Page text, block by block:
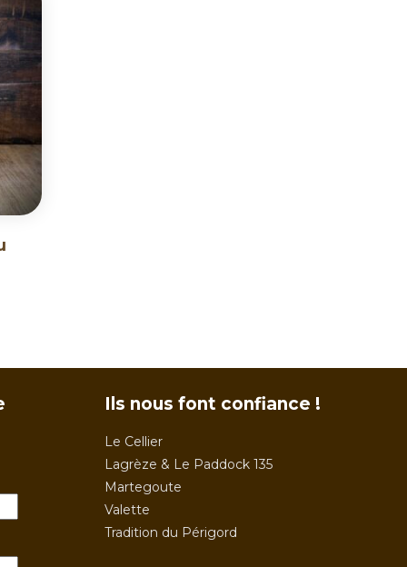
Ils nous font confiance !
Le Cellier
Lagrèze & Le Paddock 135
Martegoute
Valette
Tradition du Périgord